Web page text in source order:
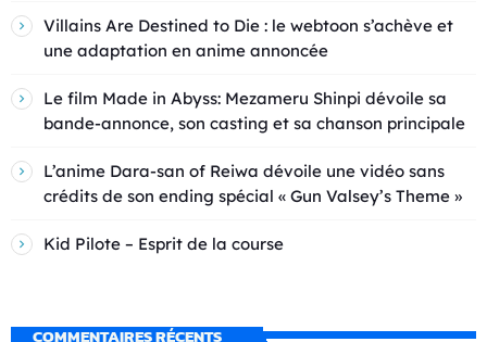
Villains Are Destined to Die : le webtoon s’achève et
une adaptation en anime annoncée
Le film Made in Abyss: Mezameru Shinpi dévoile sa
bande-annonce, son casting et sa chanson principale
L’anime Dara-san of Reiwa dévoile une vidéo sans
crédits de son ending spécial « Gun Valsey’s Theme »
Kid Pilote – Esprit de la course
COMMENTAIRES RÉCENTS